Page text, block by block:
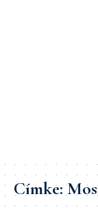
Címke: